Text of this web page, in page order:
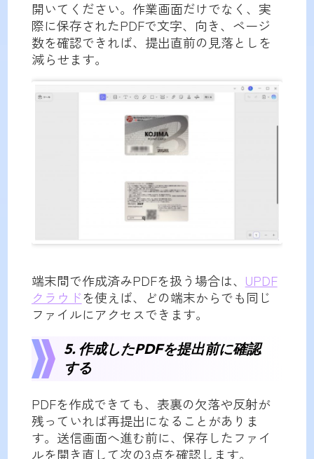
開いてください。作業画面だけでなく、実
際に保存されたPDFで文字、向き、ページ
数を確認できれば、提出直前の見落としを
減らせます。
端末間で作成済みPDFを扱う場合は、 UPDF
クラウドを使えば、どの端末からでも同じ
ファイルにアクセスできます。
5. 作成したPDFを提出前に確認
する
PDFを作成できても、表裏の欠落や反射が
残っていれば再提出になることがありま
す。送信画面へ進む前に、保存したファイ
ルを開き直して次の3点を確認します。